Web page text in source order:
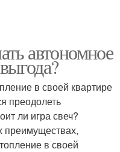
автономное
в своей квартире
преодолеть
ли игра свеч?
преимуществах,
в своей